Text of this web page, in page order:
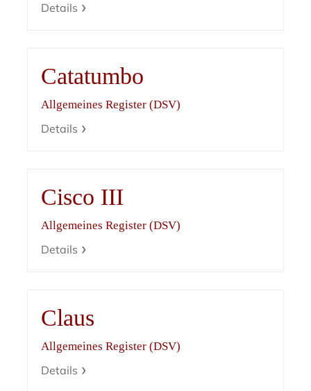
Details
Catatumbo
Allgemeines Register (DSV)
Details
Cisco III
Allgemeines Register (DSV)
Details
Claus
Allgemeines Register (DSV)
Details